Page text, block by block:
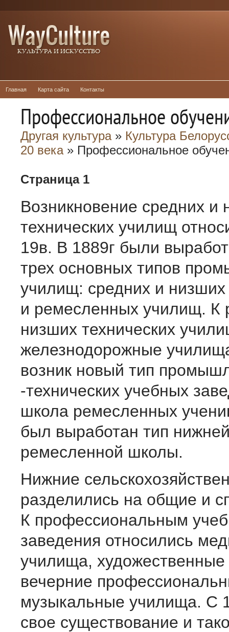
Главная Карта сайта Контакты
Профессиональное
Другая культура» Культура
20 века» Профессиональное
Страница 1
Возникновение средних и
технических училищ
19в. В 1889г были
трех основных типов
училищ: средних и низших
и ремесленных училищ. К
низших технических
железнодорожные
возник новый тип
-технических учебных
школа ремесленных
был выработан тип
ремесленной школы.
Нижние
разделились на общие и
К профессиональным
заведения относились
училища, художественные
вечерние
музыкальные училища. С
свое существование и